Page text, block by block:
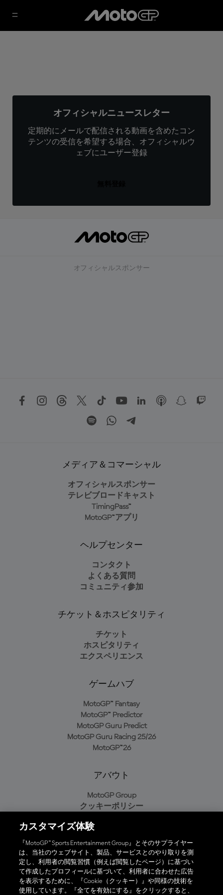
オフィシャルニュースレター
定期的にメールで配信される動画を含めたコン
テンツの受信を希望する場合、オフィシャルウ
ェブにユーザー登録
オフィシャルスポンサー
メディア＆コマーシャル
オフィシャルスポンサー
テレビブロードキャスト
TimingPass™
MotoGP™アプリ
ヘルプセンター
コンタクト
よくある質問
コミュニティ参加
チケット＆ホスピタリティ
チケット
ホスピタリティ
エクスペリエンス
ゲームハブ
MotoGP™ Fantasy
MotoGP™ Predictor
MotoGP Guru Predict
MotoGP Guru Racing 25/26
MotoGP™26
アバウト
MotoGP Group
クッキーポリシー
プライバシーポリシー
購入ポリシー
オフィシャルアプリ
カスタマイズ体験
『MotoGP™ Sports Entertainment Group』とそのサプライヤー
は、当社のウェブサイト、製品、サービスとのやり取りを測
定し、利用者の閲覧習慣（例えば閲覧したページ）に基づい
て作成したプロフィールに基づいて、利用者に合わせた広告
を表示するために、『Cookie（クッキー）』や同様の技術を
使用しています。『全てを有効にする』をクリックすると、